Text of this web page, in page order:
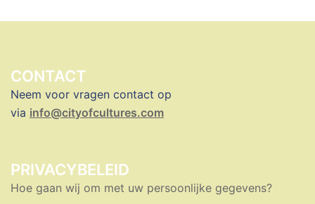
CONTACT
Neem voor vragen contact op
via info@cityofcultures.com
PRIVACYBELEID
Hoe gaan wij om met uw persoonlijke gegevens?